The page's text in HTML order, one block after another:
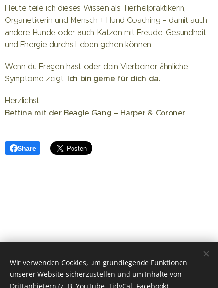
Heute teile ich dieses Wissen als Tierheilpraktikerin,
Organetikerin und Mensch + Hund Coaching – damit auch
andere Hunde oder auch Katzen mit Freude, Gesundheit
und Energie durchs Leben gehen können.
Wenn du Fragen hast oder dein Vierbeiner ähnliche
Symptome zeigt: Ich bin gerne für dich da.
Herzlichst,
Bettina mit der Beagle Gang – Harper & Coroner
Share
Wir verwenden Cookies, um grundlegende Funktionen
unserer Website sicherzustellen und um Inhalte von
Drittanbietern (z. B. YouTube, TidyCal, Facebook)